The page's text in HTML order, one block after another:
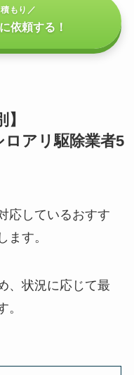
もり／
依頼する！
ロアリ駆除業者5
応しているおすす
ます。
、状況に応じて最
。